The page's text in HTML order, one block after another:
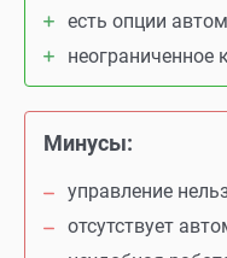
есть опции
неограниченное
Минусы:
управление
отсутствует